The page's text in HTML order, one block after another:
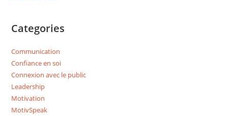
Categories
Communication
Confiance en soi
Connexion avec le public
Leadership
Motivation
MotivSpeak